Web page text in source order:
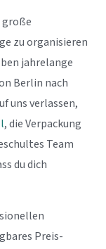
große
zu organisieren
jahrelange
Berlin nach
uns verlassen,
, die Verpackung
Team
du dich
Preis-